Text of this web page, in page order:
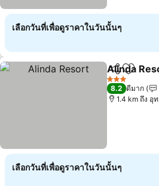
เลือกวันที่เพื่อดูราคาในวันนั้นๆ
แชร์ เพิ่มใน
Alinda
3 ดาว
8.2 ดีมาก
1.4 km ถึง อุ
เลือกวันที่เพื่อดูราคาในวันนั้นๆ